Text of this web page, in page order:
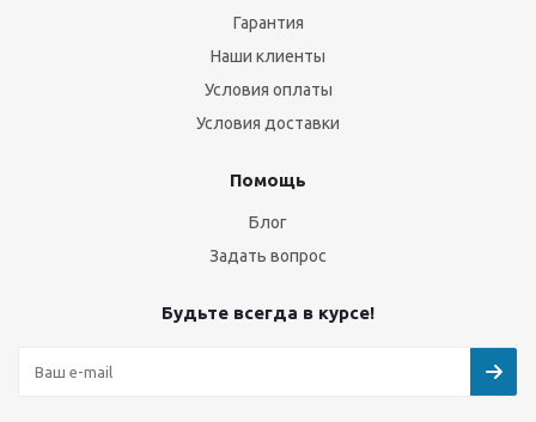
Гарантия
Наши клиенты
Условия оплаты
Условия доставки
Помощь
Блог
Задать вопрос
Будьте всегда в курсе!